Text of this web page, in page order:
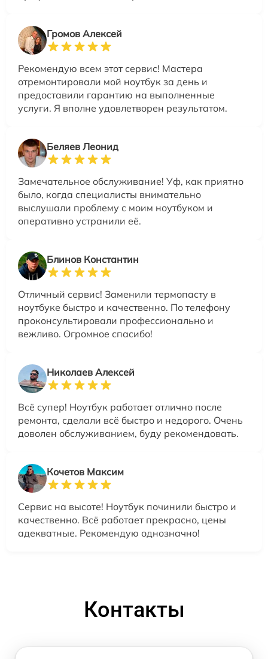
Громов Алексей
Рекомендую всем этот сервис! Мастера
отремонтировали мой ноутбук за день и
предоставили гарантию на выполненные
услуги. Я вполне удовлетворен результатом.
Беляев Леонид
Замечательное обслуживание! Уф, как приятно
было, когда специалисты внимательно
выслушали проблему с моим ноутбуком и
оперативно устранили её.
Блинов Константин
Отличный сервис! Заменили термопасту в
ноутбуке быстро и качественно. По телефону
проконсультировали профессионально и
вежливо. Огромное спасибо!
Николаев Алексей
Всё супер! Ноутбук работает отлично после
ремонта, сделали всё быстро и недорого. Очень
доволен обслуживанием, буду рекомендовать.
Кочетов Максим
Сервис на высоте! Ноутбук починили быстро и
качественно. Всё работает прекрасно, цены
адекватные. Рекомендую однозначно!
Контакты